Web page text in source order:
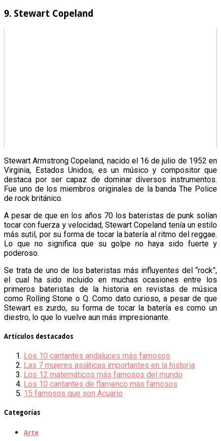
9. Stewart Copeland
Stewart Armstrong Copeland, nacido el 16 de julio de 1952 en
Virginia, Estados Unidos, es un músico y compositor que
destaca por ser capaz de dominar diversos instrumentos.
Fue uno de los miembros originales de la banda The Police
de rock británico.
A pesar de que en los años 70 los bateristas de punk solían
tocar con fuerza y velocidad, Stewart Copeland tenía un estilo
más sutil, por su forma de tocar la batería al ritmo del reggae.
Lo que no significa que su golpe no haya sido fuerte y
poderoso.
Se trata de uno de los bateristas más influyentes del “rock”,
el cual ha sido incluido en muchas ocasiones entre los
primeros bateristas de la historia en revistas de música
como Rolling Stone o Q. Como dato curioso, a pesar de que
Stewart es zurdo, su forma de tocar la batería es como un
diestro, lo que lo vuelve aun más impresionante.
Artículos destacados
Los 10 cantantes andaluces más famosos
Las 7 mujeres asiáticas importantes en la historia
Los 12 matemáticos más famosos del mundo
Los 10 cantantes de flamenco más famosos
15 famosos que son Acuario
Categorías
Arte